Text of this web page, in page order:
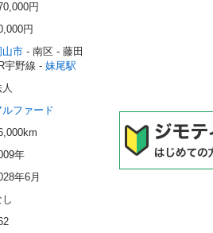
円
円
山市 - 南区 - 藤田
宇野線 - 妹尾駅
ルファード
年
年6月
し